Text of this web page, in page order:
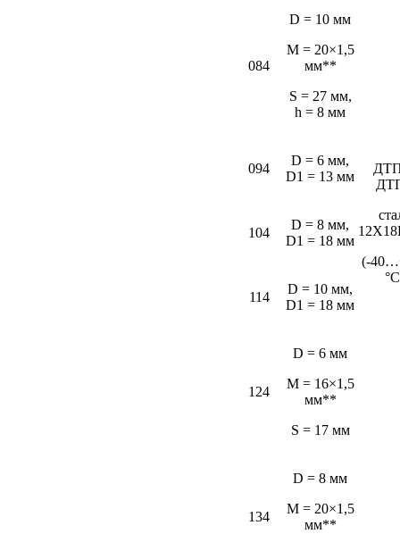
(-
084
D = 10 мм
M = 20×1,5
мм**
S = 27 мм,
h = 8 мм
094
D = 6 мм,
D1 = 13 мм
104
D = 8 мм,
D1 = 18 мм
114
D = 10 мм,
D1 = 18 мм
124
D = 6 мм
M = 16×1,5
мм**
S = 17 мм
134
D = 8 мм
M = 20×1,5
мм**